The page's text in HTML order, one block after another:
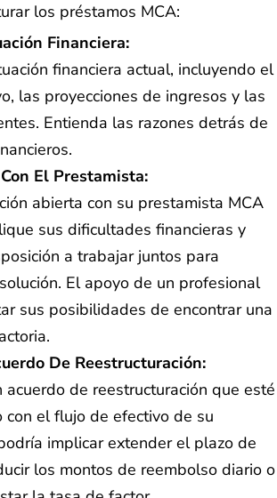
los préstamos MCA:
Financiera:
financiera actual, incluyendo el
las proyecciones de ingresos y las
Entienda las razones detrás de
El Prestamista:
abierta con su prestamista MCA
sus dificultades financieras y
a trabajar juntos para
El apoyo de un profesional
sus posibilidades de encontrar una
De Reestructuración:
acuerdo de reestructuración que esté
con el flujo de efectivo de su
implicar extender el plazo de
los montos de reembolso diario o